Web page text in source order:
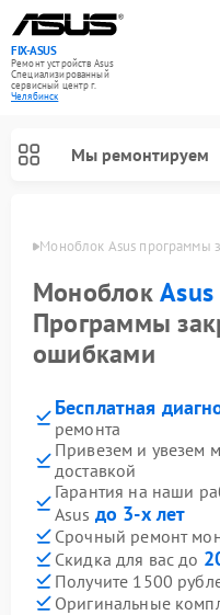
FIX-ASUS
Ремонт устройств Asus
Специализированный
cервисный центр г.
Челябинск
Мы ремонтируем
Моноблок Asus программы
МоноблокAsus
Программы
ошибками
Бесплатная
ремонта
Привезем и увезем
доставкой
Гарантия на наши
Asus до 3-х лет
Срочный ремонт
Скидка для вас до
Получите 1500
Оригинальные